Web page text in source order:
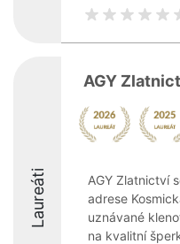
Laureáti
AGY
AGY Zlatnictví
adrese
uznávané
na kvalitní